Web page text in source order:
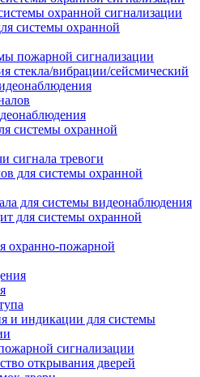
охранной сигнализации
системы охранной
пожарной сигнализации
стекла/вибрации/сейсмический
системы охранной
сигнала тревоги
для системы охранной
для системы видеонаблюдения
для системы охранной
охранно-пожарной
и индикации для системы
сигнализации
открывания дверей